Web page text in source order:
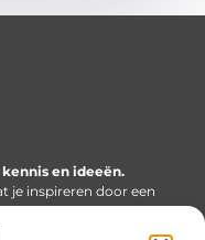
en ideeën.
je inspireren door een